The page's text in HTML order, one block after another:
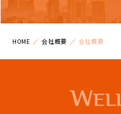
HOME 会社概要 会社概要